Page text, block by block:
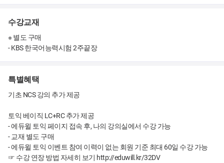
수강교재
※ 별도 구매
- KBS 한국어능력시험 2주끝장
특별혜택
기초 NCS 강의 추가 제공
토익 베이직 LC+RC 추가 제공
- 에듀윌 토익 페이지 접속 후, 나의 강의실에서 수강 가능
- 교재 별도 구매
- 에듀윌 토익 이벤트 참여 이력이 없는 회원 기준 최대 60일 수강 가능
☞ 수강 연장 방법 자세히 보기 http://eduwill.kr/32DV